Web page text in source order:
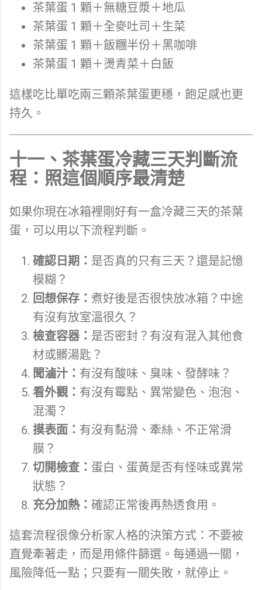
茶葉蛋 1 顆＋無糖豆漿＋地瓜
茶葉蛋 1 顆＋全麥吐司＋生菜
茶葉蛋 1 顆＋飯糰半份＋黑咖啡
茶葉蛋 1 顆＋燙青菜＋白飯
這樣吃比單吃兩三顆茶葉蛋更穩，飽足感也更
持久。
十一、茶葉蛋冷藏三天判斷流
程：照這個順序最清楚
如果你現在冰箱裡剛好有一盒冷藏三天的茶葉
蛋，可以用以下流程判斷。
確認日期： 是否真的只有三天？還是記憶
模糊？
回想保存： 煮好後是否很快放冰箱？中途
有沒有放室溫很久？
檢查容器： 是否密封？有沒有混入其他食
材或髒湯匙？
聞滷汁： 有沒有酸味、臭味、發酵味？
看外觀： 有沒有霉點、異常變色、泡泡、
混濁？
摸表面： 有沒有黏滑、牽絲、不正常滑
膜？
切開檢查： 蛋白、蛋黃是否有怪味或異常
狀態？
充分加熱： 確認正常後再熱透食用。
這套流程很像分析家人格的決策方式：不要被
直覺牽著走，而是用條件篩選。每通過一關，
風險降低一點；只要有一關失敗，就停止。